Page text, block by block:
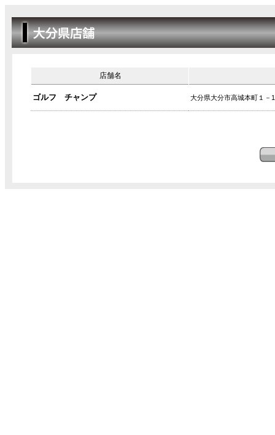
店舗名
ゴルフ チャンプ 大分県大分市高城本町１－